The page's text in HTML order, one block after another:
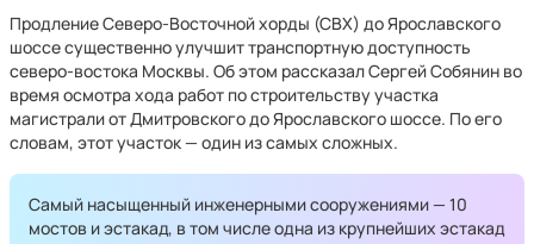
Продление Северо-Восточной хорды (СВХ) до Ярославского
шоссе существенно улучшит транспортную доступность
северо-востока Москвы. Об этом рассказал Сергей Собянин во
время осмотра хода работ по строительству участка
магистрали от Дмитровского до Ярославского шоссе. По его
словам, этот участок — один из самых сложных.
Самый насыщенный инженерными сооружениями — 10
мостов и эстакад, в том числе одна из крупнейших эстакад